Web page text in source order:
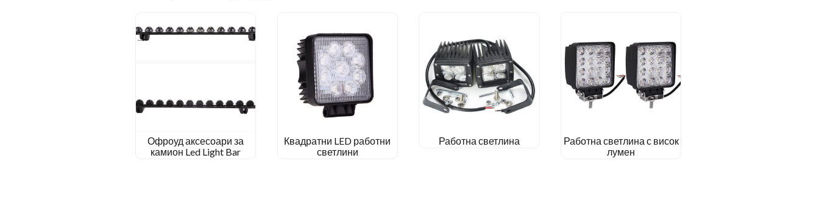
Офроуд аксесоари за
камион Led Light Bar
Квадратни LED работни
светлини
Работна светлина
Работна светлина с висок
лумен